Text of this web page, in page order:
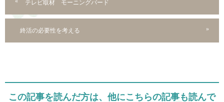
テレビ取材 モーニングバード
終活の必要性を考える
この記事を読んだ方は、他にこちらの記事も読んで